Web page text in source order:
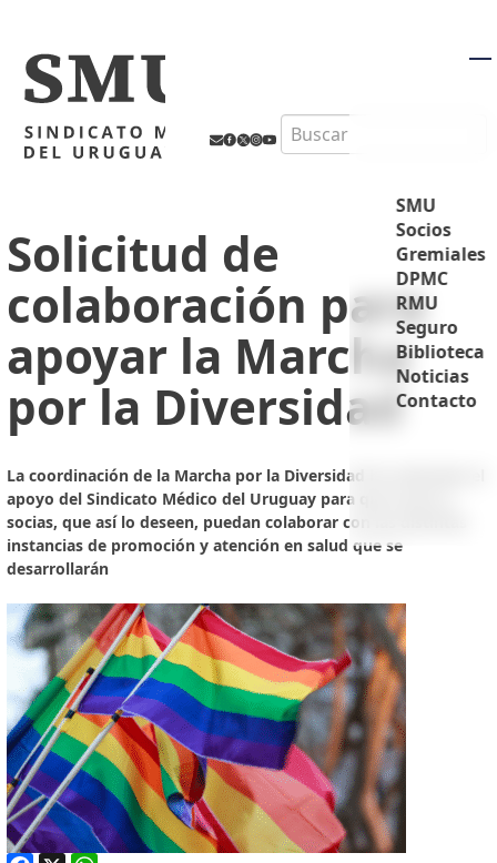
Search
SMU
Socios
Gremiales
DPMC
RMU
Seguro
Biblioteca
Noticias
Contacto
Solicitud de
colaboración para
apoyar la Marcha
por la Diversidad
La coordinación de la Marcha por la Diversidad ha solicitado el
apoyo del Sindicato Médico del Uruguay para que socios y
socias, que así lo deseen, puedan colaborar con las distintas
instancias de promoción y atención en salud que se
desarrollarán